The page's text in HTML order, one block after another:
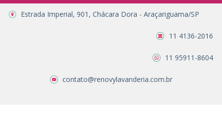
Estrada Imperial, 901, Chácara Dora - Araçariguama/SP
11 4136-2016
11 95911-8604
contato@renovylavanderia.com.br